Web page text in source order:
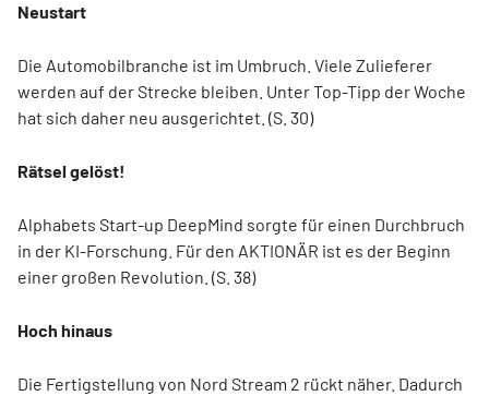
Neustart
Die Automobilbranche ist im Umbruch. Viele Zulieferer
werden auf der Strecke bleiben. Unter Top-Tipp der Woche
hat sich daher neu ausgerichtet. (S. 30)
Rätsel gelöst!
Alphabets Start-up DeepMind sorgte für einen Durchbruch
in der KI-Forschung. Für den AKTIONÄR ist es der Beginn
einer großen Revolution. (S. 38)
Hoch hinaus
Die Fertigstellung von Nord Stream 2 rückt näher. Dadurch